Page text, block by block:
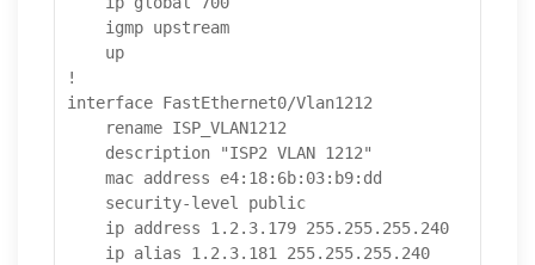
    igmp upstream
    up
!
interface FastEthernet0/Vlan1212
    rename ISP_VLAN1212
    description "ISP2 VLAN 1212"
    mac address e4:18:6b:03:b9:dd
    security-level public
    ip address 1.2.3.179 255.255.255.240
    ip alias 1.2.3.181 255.255.255.240